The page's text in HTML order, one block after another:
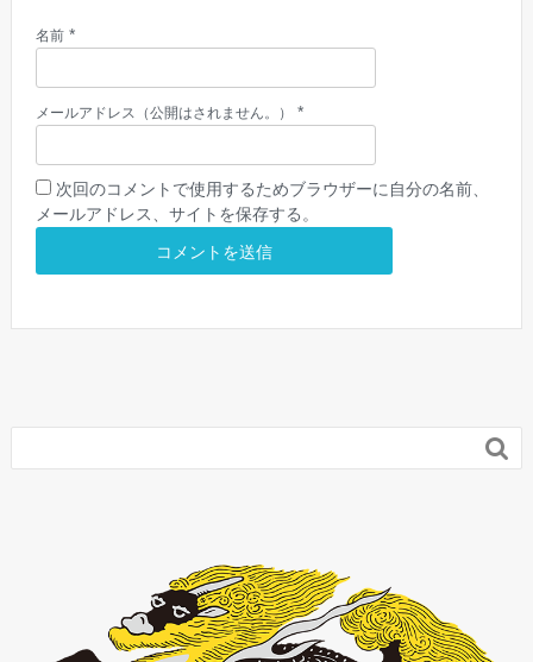
名前 *
メールアドレス（公開はされません。） *
次回のコメントで使用するためブラウザーに自分の名前、
メールアドレス、サイトを保存する。
